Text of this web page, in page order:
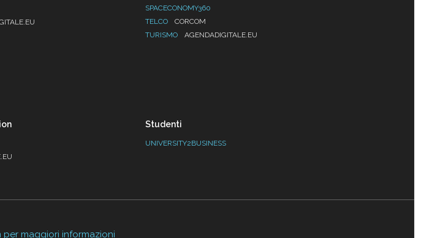
SPACECONOMY360
TELCO
CORCOM
TURISMO
AGENDADIGITALE.EU
Studenti
UNIVERSITY2BUSINESS
maggiori informazioni